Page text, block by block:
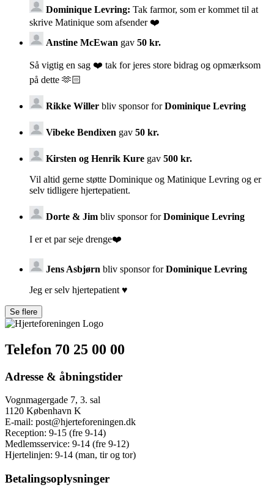
Dominique Levring: Tak farmor, som er kommet til at
skrive Matinique som afsender ❤️
Anstine McEwan gav 50 kr.
Så vigtig en sag ❤️ tak for jeres store bidrag og opmærksom
på dette 🫶🏻
Rikke Willer bliv sponsor forDominique Levring
Vibeke Bendixen gav 50 kr.
Kirsten og Henrik Kure gav 500 kr.
Vil altid gerne støtte Dominique og Matinique Levring og er
selv tidligere hjertepatient.
Dorte & Jim bliv sponsor forDominique Levring
I er et par seje drenge❤️
Jens Asbjørn bliv sponsor forDominique Levring
Jeg er selv hjertepatient ♥️
Telefon 70 25 00 00
Adresse & åbningstider
Vognmagergade 7, 3. sal
1120 København K
E-mail: post@hjerteforeningen.dk
Reception: 9-15 (fre 9-14)
Medlemsservice: 9-14 (fre 9-12)
Hjertelinjen: 9-14 (man, tir og tor)
Betalingsoplysninger